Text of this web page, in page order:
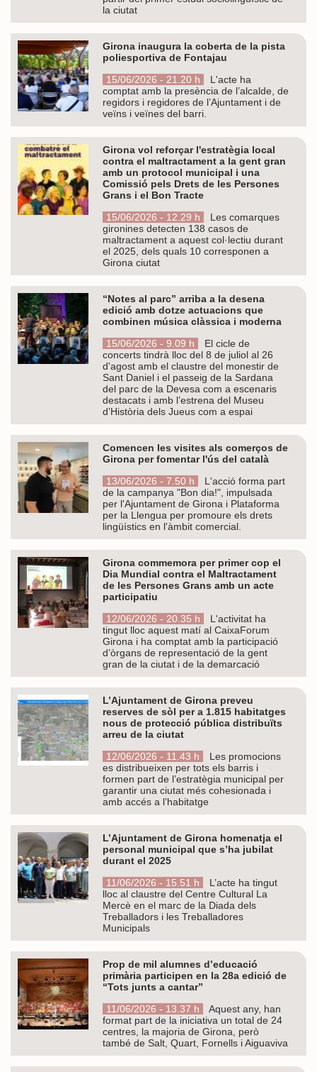
la ciutat
Girona inaugura la coberta de la pista
poliesportiva de Fontajau
15/06/2026 - 21.20 h
L'acte ha
comptat amb la presència de l’alcalde, de
regidors i regidores de l’Ajuntament i de
veïns i veïnes del barri.
Girona vol reforçar l'estratègia local
contra el maltractament a la gent gran
amb un protocol municipal i una
Comissió pels Drets de les Persones
Grans i el Bon Tracte
15/06/2026 - 12.29 h
Les comarques
gironines detecten 138 casos de
maltractament a aquest col·lectiu durant
el 2025, dels quals 10 corresponen a
Girona ciutat
“Notes al parc” arriba a la desena
edició amb dotze actuacions que
combinen música clàssica i moderna
15/06/2026 - 9.09 h
El cicle de
concerts tindrà lloc del 8 de juliol al 26
d'agost amb el claustre del monestir de
Sant Daniel i el passeig de la Sardana
del parc de la Devesa com a escenaris
destacats i amb l’estrena del Museu
d’Història dels Jueus com a espai
Comencen les visites als comerços de
Girona per fomentar l'ús del català
13/06/2026 - 7.50 h
L'acció forma part
de la campanya "Bon dia!", impulsada
per l'Ajuntament de Girona i Plataforma
per la Llengua per promoure els drets
lingüístics en l'àmbit comercial.
Girona commemora per primer cop el
Dia Mundial contra el Maltractament
de les Persones Grans amb un acte
participatiu
12/06/2026 - 20.35 h
L'activitat ha
tingut lloc aquest matí al CaixaForum
Girona i ha comptat amb la participació
d’òrgans de representació de la gent
gran de la ciutat i de la demarcació
L’Ajuntament de Girona preveu
reserves de sòl per a 1.815 habitatges
nous de protecció pública distribuïts
arreu de la ciutat
12/06/2026 - 11.43 h
Les promocions
es distribueixen per tots els barris i
formen part de l’estratègia municipal per
garantir una ciutat més cohesionada i
amb accés a l’habitatge
L’Ajuntament de Girona homenatja el
personal municipal que s’ha jubilat
durant el 2025
11/06/2026 - 15.51 h
L’acte ha tingut
lloc al claustre del Centre Cultural La
Mercè en el marc de la Diada dels
Treballadors i les Treballadores
Municipals
Prop de mil alumnes d’educació
primària participen en la 28a edició de
“Tots junts a cantar”
11/06/2026 - 13.37 h
Aquest any, han
format part de la iniciativa un total de 24
centres, la majoria de Girona, però
també de Salt, Quart, Fornells i Aiguaviva